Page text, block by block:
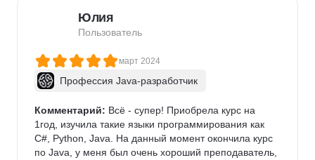
Юлия
Пользователь
март 2024
Профессия Java-разработчик
Комментарий: Всё - супер! Приобрела курс на
1год, изучила такие языки программирования как
C#, Python, Java. На данный момент окончила курс
по Java, у меня был очень хороший преподаватель,